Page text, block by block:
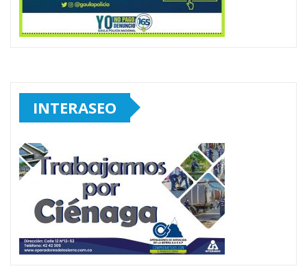
INTERASEO